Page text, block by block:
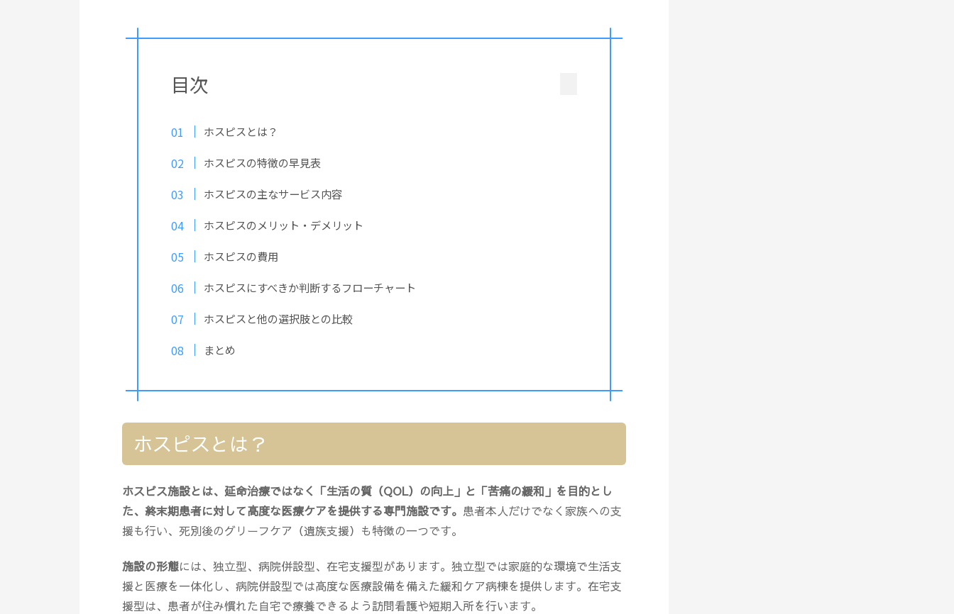
目次
ホスピスとは？
ホスピスの特徴の早見表
ホスピスの主なサービス内容
ホスピスのメリット・デメリット
ホスピスの費用
ホスピスにすべきか判断するフローチャート
ホスピスと他の選択肢との比較
まとめ
ホスピスとは？
ホスピス施設とは、延命治療ではなく「生活の質（QOL）の向上」と「苦痛の緩和」を目的とし
た、終末期患者に対して高度な医療ケアを提供する専門施設です。 患者本人だけでなく家族への支
援も行い、死別後のグリーフケア（遺族支援）も特徴の一つです。
施設の形態には、独立型、病院併設型、在宅支援型があります。独立型では家庭的な環境で生活支
援と医療を一体化し、病院併設型では高度な医療設備を備えた緩和ケア病棟を提供します。在宅支
援型は、患者が住み慣れた自宅で療養できるよう訪問看護や短期入所を行います。